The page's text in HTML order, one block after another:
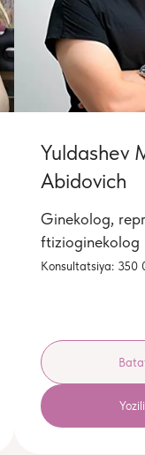
Yuldashev
Abidovich
Ginekolog,
ftizioginekolog
Konsultatsiya: 350